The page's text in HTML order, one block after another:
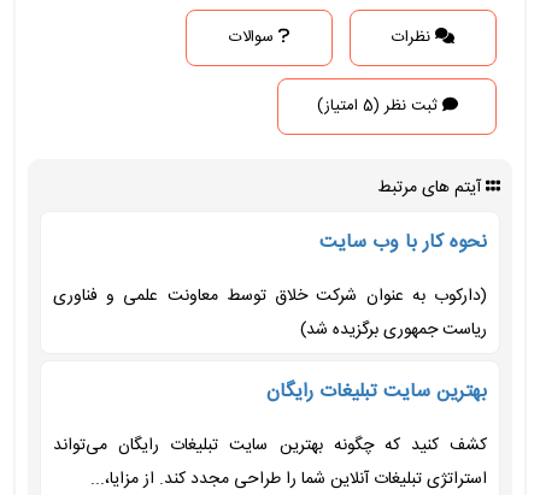
نظرات سوالات
ثبت نظر (5 امتیاز)
آیتم های مرتبط
نحوه کار با وب سایت
(دارکوب به عنوان شرکت خلاق توسط معاونت علمی و فناوری
ریاست جمهوری برگزیده شد)
بهترین سایت تبلیغات رایگان
کشف کنید که چگونه بهترین سایت تبلیغات رایگان می‌تواند
استراتژی تبلیغات آنلاین شما را طراحی مجدد کند. از مزایا،...